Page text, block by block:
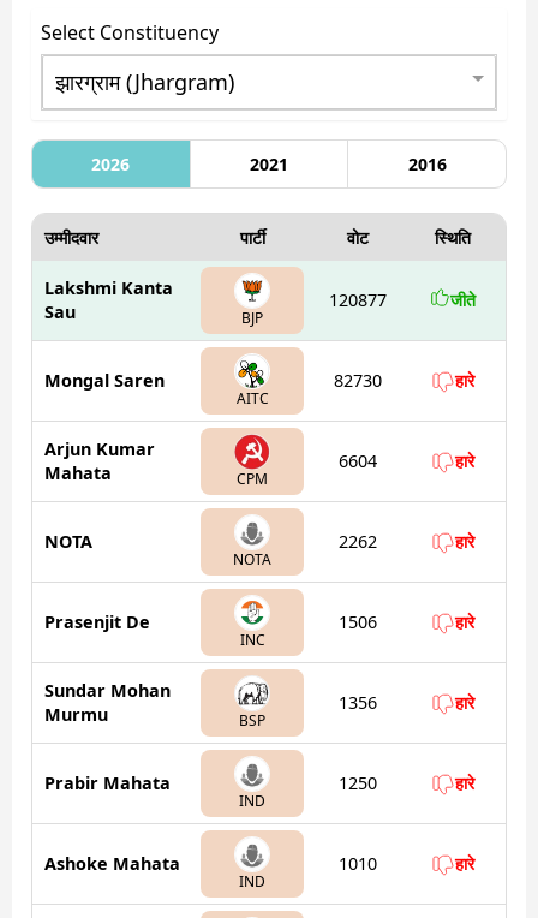
Select Constituency
2026 2021 2016
उम्मीदवार पार्टी वोट स्थिति
Lakshmi Kanta
Sau
BJP
120877 जीते
Mongal Saren
AITC
82730 हारे
Arjun Kumar
Mahata
CPM
6604 हारे
NOTA
NOTA
2262 हारे
Prasenjit De
INC
1506 हारे
Sundar Mohan
Murmu
BSP
1356 हारे
Prabir Mahata
IND
1250 हारे
Ashoke Mahata
IND
1010 हारे